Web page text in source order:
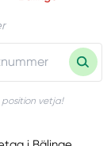
position vetja!